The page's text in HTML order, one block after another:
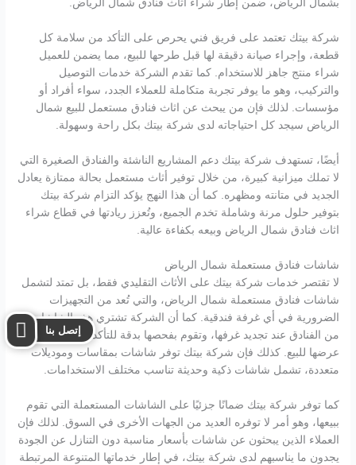
بشمال الرياض، ضمن إطار شراء اثاث فنادق شمال الرياض.
شركة بيتك تعتمد على فريق فني يحرص على التأكد من سلامة كل
قطعة، وإجراء صيانة دقيقة لها قبل طرحها للبيع، مما يضمن للعميل
شراء منتج جاهز للاستخدام. كما تقدم الشركة خدمات التوصيل
والتركيب، وهو ما يوفر تجربة متكاملة للعملاء الجدد، سواء أفراد أو
مؤسسات. لذلك فإن من يبحث عن اثاث فنادق مستعمل للبيع شمال
الرياض سيجد كل احتياجاته لدى شركة بيتك بكل راحة وسهولة.
أيضًا، تستهدف شركة بيتك دعم المشاريع الناشئة والفنادق الصغيرة التي
لا تملك ميزانية كبيرة، من خلال توفير أثاث مستعمل بحالة ممتازة يعادل
الجديد في متانته ومظهره. كما أن هذا النهج يؤكد التزام شركة بيتك
بتوفير حلول مرنة وشاملة تخدم الجميع، وتُعزز ريادتها في قطاع شراء
اثاث فنادق شمال الرياض وبيعه بكفاءة عالية.
شاشات فنادق مستعملة شمال الرياض
لا تقتصر خدمات شركة بيتك على الأثاث التقليدي فقط، بل تمتد لتشمل
شاشات فنادق مستعملة شمال الرياض، والتي تُعد من التجهيزات
الضرورية في أي غرفة فندقية. كما أن الشركة تشتري هذه الشاشات
من الفنادق عند تجديد غرفها، وتقوم بفحصها بدقة للتأكد من كفاءتها قبل
عرضها للبيع. كذلك فإن شركة بيتك توفر شاشات بمقاسات وموديلات
متعددة، تشمل شاشات ذكية وحديثة تناسب مختلف الاستخدامات.
كما توفر شركة بيتك ضمانًا جزئيًا على الشاشات المستعملة التي تقوم
ببيعها، وهو أمر لا توفره العديد من الجهات الأخرى في السوق. لذلك فإن
العملاء الذين يبحثون عن شاشات بأسعار مناسبة دون التنازل عن الجودة
يجدون ما يناسبهم لدى شركة بيتك، في إطار خدماتها المتنوعة المرتبطة
إتصل بنا